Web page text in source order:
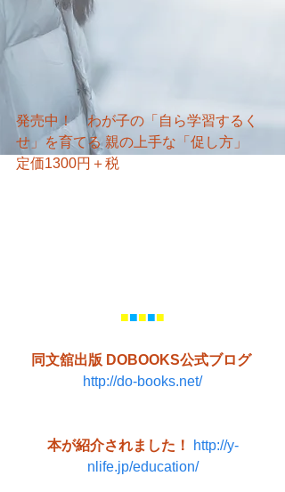
発売中！　わが子の「自ら学習するく
せ」を育てる 親の上手な「促し方」
定価1300円＋税
■■■■■
同文舘出版 DOBOOKS公式ブログ
http://do-books.net/
本が紹介されました！
http://y-
nlife.jp/education/